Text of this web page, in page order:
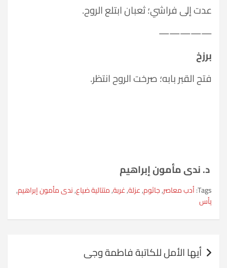
عدت إلى فراشي؛ ثعبان ابتلع الروح.
—————
برزخ
فتح القبر بابه؛ صرخت الروح انتظر.
د. ندى مأمون إبراهيم
Tags: أدب معاصر,جاثوم,عزلة,غربة,متتالية ضياع,ندى مأمون إبراهيم,
يأس
تصفّح
المقالات
أيها الأمل للكاتبة فاطمة وجى